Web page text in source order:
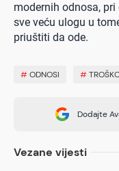
modernih odnosa,
sve veću ulogu u
priuštiti da ode.
#ODNOSI #
Dodajte
Vezane vijesti